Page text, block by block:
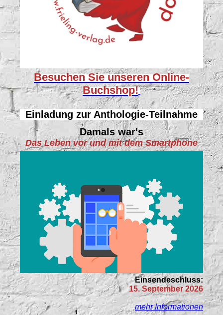
Besuchen Sie unserenOnline-
Buchshop!
Einladung zur Anthologie-Teilnahme
Damals war's
Das Leben vor und mit dem Smartphone
Einsendeschluss:
15. September 2026
mehr Informationen